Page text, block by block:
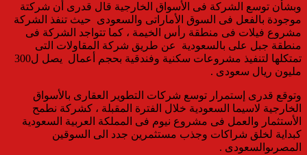
وبشأن توسع الشركة فى الأسواق الخارجية قال قدرى أن شركتة
موجودة بالفعل فى السوق الأماراتى والسعودى حيث تنفذ الشركة
مشروع فيلات فى منطقة رأس الخيمة ، كما تتواجد الشركة فى
منطقة جبل على بالسعودية عن طريق شركة المقاولات التى
تمتكلها لتنفيذ مشروعات سكنية وفندقية بحجم أعمال يصل ل300
مليون ريال سعودى .
وتوقع قدرى ستمرار توسع شركات التطوير العقارى بالأسواق
الخارجية لاسيما السعودية خلال الفترة المقبلة ، كشركة نطمح
الأستثمار والعمل فى مشروع نيوم فى المملكة العربية السعودية
كبداية لخلق شراكات وجذب مستثمرين جدد الى السوقين
المصرىوالسعودى .